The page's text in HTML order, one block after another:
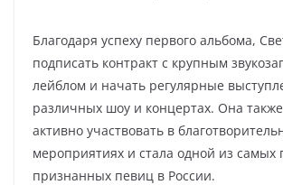
Благодаря успеху первого альбома,
подписать контракт с крупным
лейблом и начать регулярные
различных шоу и концертах. Она также
активно участвовать в
мероприятиях и стала одной из самых
признанных певиц в России.